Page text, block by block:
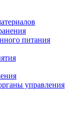
питания
управления